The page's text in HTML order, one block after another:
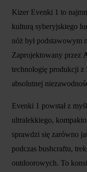
Kizer Evenki 1 to
kulturą syberyjskiego
nóż był podstawowym
Zaprojektowany przez
technologię produkcji
absolutnej
Evenki 1 powstał z
ultralekkiego,
sprawdzi się zarówno
podczas bushcraftu,
outdoorowych. To